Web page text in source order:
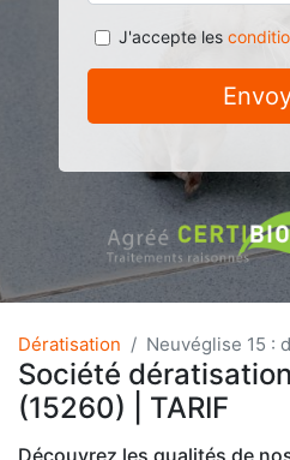
J'accepte les
Dératisation Neuvéglise 15 :
Société
(15260) | TARIF
Découvrez les qualités de